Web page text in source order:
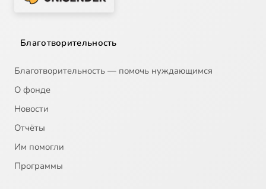
Благотворительность
Благотворительность — помочь нуждающимся
О фонде
Новости
Отчёты
Им помогли
Программы